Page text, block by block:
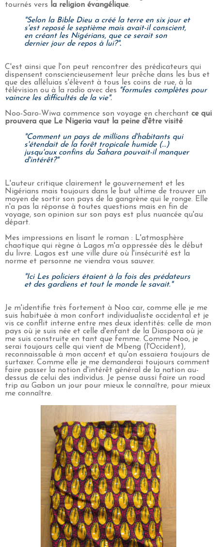
tournés vers
la religion évangélique.
"Selon la Bible Dieu a créé la terre en six jour et
s'est reposé le septième mais avait-il conscient,
en créant les Nigérians, que ce serait son
dernier jour de repos à lui?".
C'est ainsi que l'on peut rencontrer des prédicateurs qui
dispensent consciencieusement leur prêche dans les bus et
que des alléluias s'élèvent à tous les coins de rue, à la
télévision ou à la radio avec des "formules complètes pour
vaincre les difficultés de la vie".
Noo-Saro-Wiwa commence son voyage en cherchant ce qui
prouvera que Le Nigeria vaut la peine d'être visité
"Comment un pays de millions d'habitants qui
s'étendait de la forêt tropicale humide (...)
jusqu'aux confins du Sahara pouvait-il manquer
d'intérêt?"
L'auteur critique clairement le gouvernement et les
Nigérians mais toujours dans le but ultime de trouver un
moyen de sortir son pays de la gangrène qui le ronge. Elle
n'a pas la réponse à toutes questions mais en fin de
voyage, son opinion sur son pays est plus nuancée qu'au
départ.
Mes impressions en lisant le roman : L'atmosphère
chaotique qui règne à Lagos m'a oppressée dès le début
du livre. Lagos est une ville dure où l'insécurité est la
norme et personne ne viendra vous sauver.
"Ici Les policiers étaient à la fois des prédateurs
et des gardiens et tout le monde le savait."
Je m'identifie très fortement à Noo car, comme elle je me
suis habituée à mon confort individualiste occidental et je
vis ce conflit interne entre mes deux identités: celle de mon
pays où je suis née et celle d'enfant de la Diaspora où je
me suis construite en tant que femme. Comme Noo, je
serai toujours celle qui vient de Mbeng (l'Occident),
reconnaissable à mon accent et qu'on essaiera toujours de
surtaxer. Comme elle je me demanderai toujours comment
faire passer la notion d'intérêt général de la nation au-
dessus de celui des individus. Je pense aussi faire un road
trip au Gabon un jour pour mieux le connaître, pour mieux
me connaître.